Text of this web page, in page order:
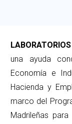
una ayuda
Economía e
Hacienda y
marco del
Madrileñas